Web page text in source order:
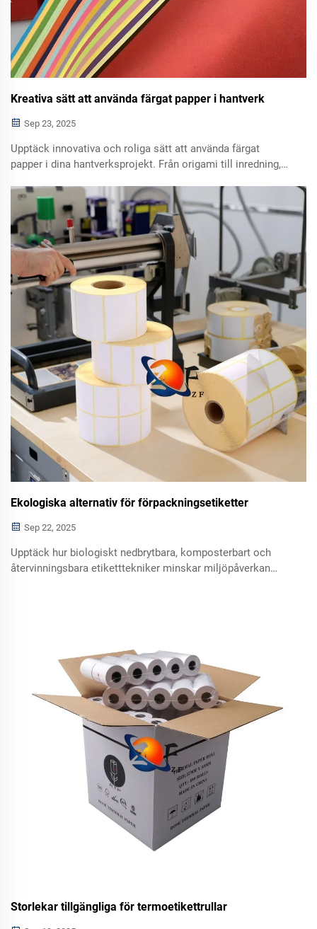
Kreativa sätt att använda färgat papper i hantverk
Sep 23, 2025
Upptäck innovativa och roliga sätt att använda färgat
papper i dina hantverksprojekt. Från origami till inredning,
Ekologiska alternativ för förpackningsetiketter
Sep 22, 2025
Upptäck hur biologiskt nedbrytbara, komposterbart och
återvinningsbara etiketttekniker minskar miljöpåverkan
Storlekar tillgängliga för termoetikettrullar